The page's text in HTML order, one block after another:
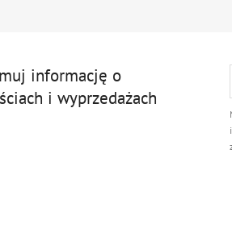
informację o
i wyprzedażach